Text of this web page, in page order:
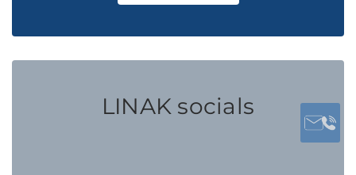
LINAK socials